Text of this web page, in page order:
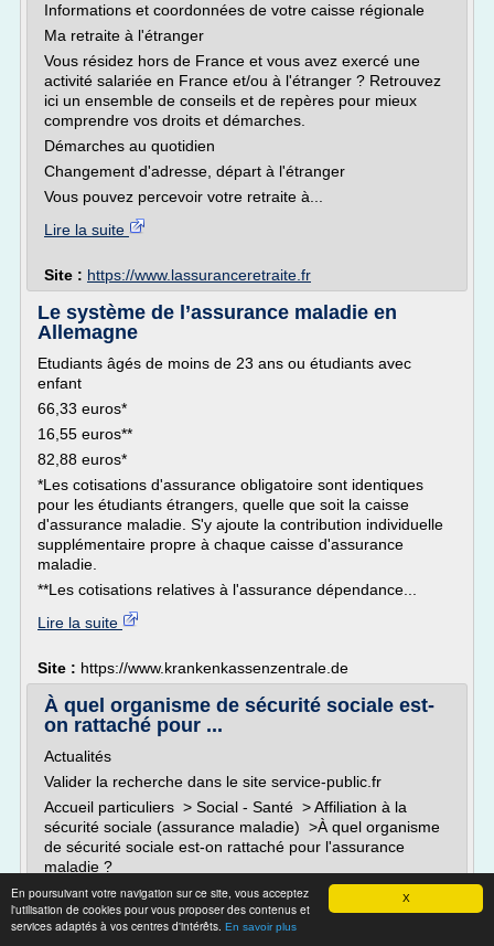
X
En poursuivant votre navigation sur ce site, vous acceptez
l'utilisation de cookies pour vous proposer des contenus et
services adaptés à vos centres d'intérêts. En savoir plus
Informations et coordonnées de votre caisse régionale
Ma retraite à l'étranger
Vous résidez hors de France et vous avez exercé une
activité salariée en France et/ou à l'étranger ? Retrouvez
ici un ensemble de conseils et de repères pour mieux
comprendre vos droits et démarches.
Démarches au quotidien
Changement d'adresse, départ à l'étranger
Vous pouvez percevoir votre retraite à...
Lire la suite
Site : https://www.lassuranceretraite.fr
Le système de l’assurance maladie en
Allemagne
Etudiants âgés de moins de 23 ans ou étudiants avec
enfant
66,33 euros*
16,55 euros**
82,88 euros*
*Les cotisations d'assurance obligatoire sont identiques
pour les étudiants étrangers, quelle que soit la caisse
d'assurance maladie. S'y ajoute la contribution individuelle
supplémentaire propre à chaque caisse d'assurance
maladie.
**Les cotisations relatives à l'assurance dépendance...
Lire la suite
Site : https://www.krankenkassenzentrale.de
À quel organisme de sécurité sociale est-
on rattaché pour ...
Actualités
Valider la recherche dans le site service-public.fr
Accueil particuliers > Social - Santé > Affiliation à la
sécurité sociale (assurance maladie) >À quel organisme
de sécurité sociale est-on rattaché pour l'assurance
maladie ?
Votre abonnement a bien été pris en compte.
Vous serez alerté(e) par courriel dès que la page « À
quel organisme de sécurité sociale...